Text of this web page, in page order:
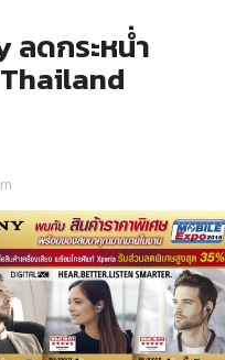
ลดกระหน่ำ